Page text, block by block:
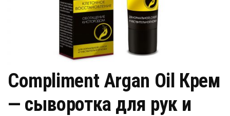
Compliment Argan Oil Крем
— сыворотка для рук и